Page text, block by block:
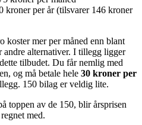
kroner per år (tilsvarer 146 kroner
koster mer per måned enn blant
andre alternativer. I tillegg ligger
tilbudet. Du får nemlig med
og må betale hele 30 kroner per
150 bilag er veldig lite.
toppen av de 150, blir årsprisen
med.